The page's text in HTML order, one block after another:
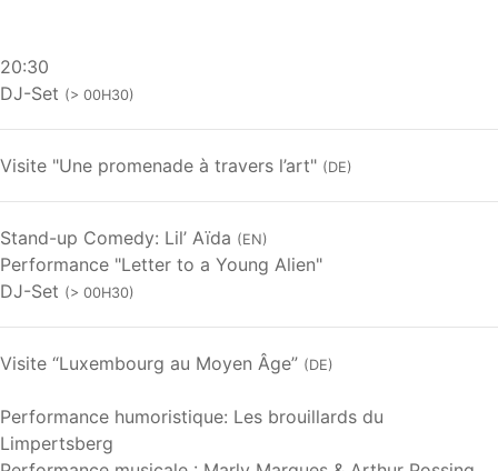
20:30
DJ-Set (> 00H30)
Visite "Une promenade à travers l’art" (DE)
Stand-up Comedy: Lil’ Aïda (EN)
Performance "Letter to a Young Alien"
DJ-Set (> 00H30)
Visite “Luxembourg au Moyen Âge” (DE)
Performance humoristique: Les brouillards du
Limpertsberg